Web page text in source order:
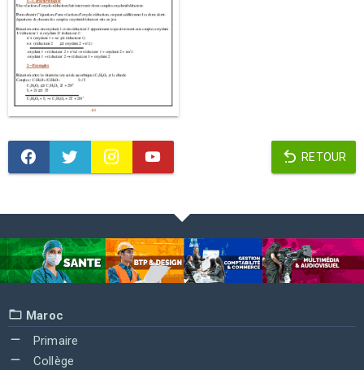
RETOUR
Maroc
Primaire
Collège